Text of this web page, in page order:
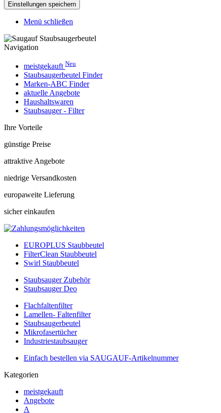
Menü schließen
Navigation
meistgekauft Neu
Staubsaugerbeutel Finder
Marken-ABC Finder
aktuelle Angebote
Haushaltswaren
Staubsauger - Filter
Ihre Vorteile
günstige Preise
attraktive Angebote
niedrige Versandkosten
europaweite Lieferung
sicher einkaufen
EUROPLUS Staubbeutel
FilterClean Staubbeutel
Swirl Staubbeutel
Staubsauger Zubehör
Staubsauger Deo
Flachfaltenfilter
Lamellen- Faltenfilter
Staubsaugerbeutel
Mikrofasertücher
Industriestaubsauger
Einfach bestellen via SAUGAUF-Artikelnummer
Kategorien
meistgekauft
Angebote
A